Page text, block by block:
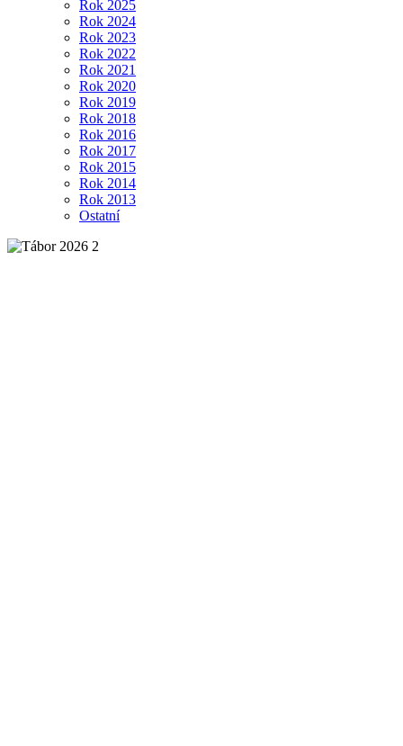
Rok 2025
Rok 2024
Rok 2023
Rok 2022
Rok 2021
Rok 2020
Rok 2019
Rok 2018
Rok 2016
Rok 2017
Rok 2015
Rok 2014
Rok 2013
Ostatní